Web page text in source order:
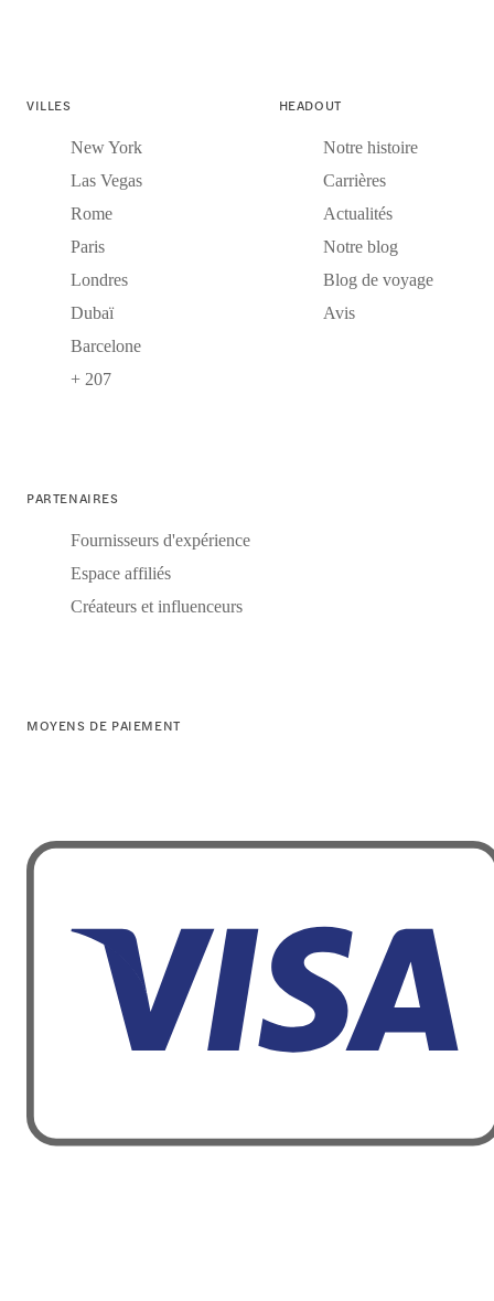
VILLES
New York
Las Vegas
Rome
Paris
Londres
Dubaï
Barcelone
+ 207
HEADOUT
Notre histoire
Carrières
Actualités
Notre blog
Blog de voyage
Avis
PARTENAIRES
Fournisseurs d'expérience
Espace affiliés
Créateurs et influenceurs
MOYENS DE PAIEMENT